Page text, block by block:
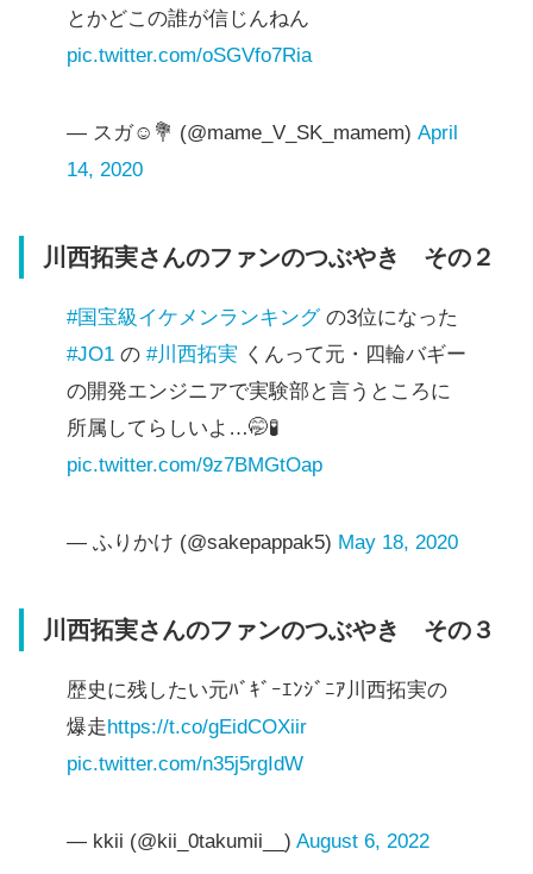
とかどこの誰が信じんねん
pic.twitter.com/oSGVfo7Ria
— スガ☺︎💐 (@mame_V_SK_mamem) April
14, 2020
川西拓実さんのファンのつぶやき その２
#国宝級イケメンランキングの3位になった
#JO1 の #川西拓実 くんって元・四輪バギー
の開発エンジニアで実験部と言うところに
所属してらしいよ…🤭🧪
pic.twitter.com/9z7BMGtOap
— ふりかけ (@sakepappak5) May 18, 2020
川西拓実さんのファンのつぶやき その３
歴史に残したい元ﾊﾞｷﾞｰｴﾝｼﾞﾆｱ川西拓実の
爆走https://t.co/gEidCOXiir
pic.twitter.com/n35j5rgIdW
— kkii (@kii_0takumii__) August 6, 2022